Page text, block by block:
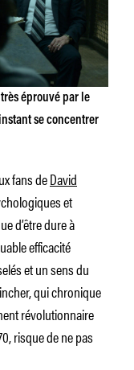
éprouvé par le
se concentrer
fans deDavid
et
d’être dure à
efficacité
et un sens du
qui chronique
révolutionnaire
risque de ne pas